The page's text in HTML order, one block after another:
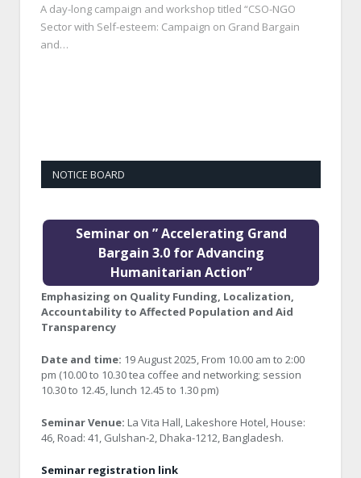
A day-long campaign and workshop titled “CSO-NGO
Sector with Self-esteem: Campaign on Grand Bargain
and…
NOTICE BOARD
Seminar on ” Accelerating Grand
Bargain 3.0 for Advancing
Humanitarian Action”
Emphasizing on Quality Funding, Localization,
Accountability to Affected Population and Aid
Transparency
Date and time: 19 August 2025, From 10.00 am to 2:00
pm (10.00 to 10.30 tea coffee and networking; session
10.30 to 12.45, lunch 12.45 to 1.30 pm)
Seminar Venue: La Vita Hall, Lakeshore Hotel, House:
46, Road: 41, Gulshan-2, Dhaka-1212, Bangladesh.
Seminar registration link